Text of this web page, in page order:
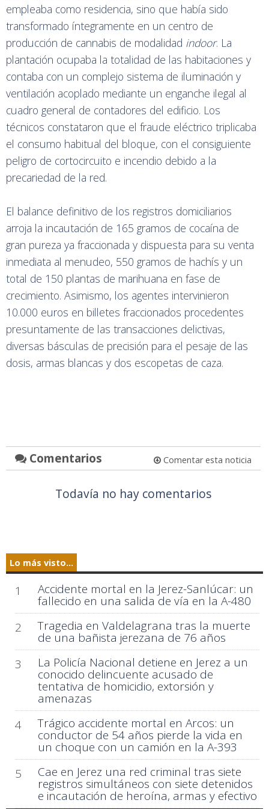
empleaba como residencia, sino que había sido
transformado íntegramente en un centro de
producción de cannabis de modalidad indoor. La
plantación ocupaba la totalidad de las habitaciones y
contaba con un complejo sistema de iluminación y
ventilación acoplado mediante un enganche ilegal al
cuadro general de contadores del edificio. Los
técnicos constataron que el fraude eléctrico triplicaba
el consumo habitual del bloque, con el consiguiente
peligro de cortocircuito e incendio debido a la
precariedad de la red.
El balance definitivo de los registros domiciliarios
arroja la incautación de 165 gramos de cocaína de
gran pureza ya fraccionada y dispuesta para su venta
inmediata al menudeo, 550 gramos de hachís y un
total de 150 plantas de marihuana en fase de
crecimiento. Asimismo, los agentes intervinieron
10.000 euros en billetes fraccionados procedentes
presuntamente de las transacciones delictivas,
diversas básculas de precisión para el pesaje de las
dosis, armas blancas y dos escopetas de caza.
Comentarios Comentar esta noticia
Todavía no hay comentarios
Lo más visto...
1 Accidente mortal en la Jerez-Sanlúcar: un
fallecido en una salida de vía en la A-480
2
Tragedia en Valdelagrana tras la muerte
de una bañista jerezana de 76 años
3
La Policía Nacional detiene en Jerez a un
conocido delincuente acusado de
tentativa de homicidio, extorsión y
amenazas
4
Trágico accidente mortal en Arcos: un
conductor de 54 años pierde la vida en
un choque con un camión en la A-393
5
Cae en Jerez una red criminal tras siete
registros simultáneos con siete detenidos
e incautación de heroína, armas y efectivo